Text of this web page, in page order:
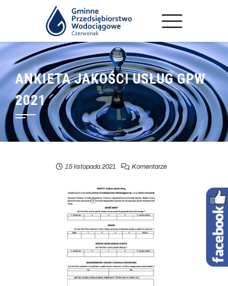
ANKIETA JAKOŚCI USŁUG GPW
2021
15 listopada 2021 Komentarze